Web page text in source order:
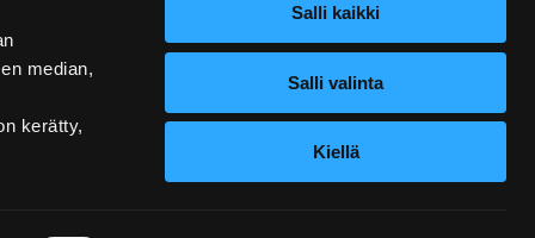
median,
kerätty,
Salli kaikki
Salli valinta
Kiellä
Yhteystiedot